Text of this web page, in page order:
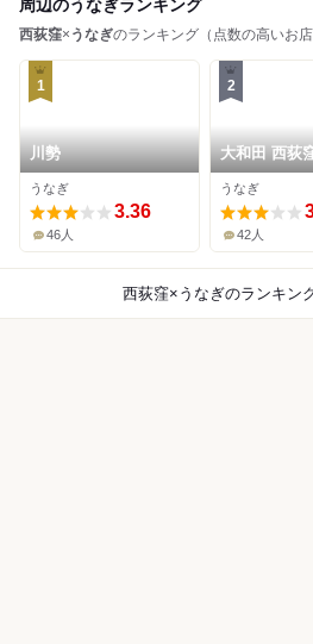
周辺のうなぎランキング
西荻窪× うなぎのランキング（点数の高いお店
1
川勢
うなぎ
3.36
46人
2
大和田 西荻
うなぎ
42人
西荻窪×うなぎのランキン